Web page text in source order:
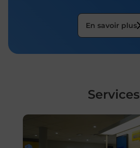
En savoir plus
Services
En savoir plus